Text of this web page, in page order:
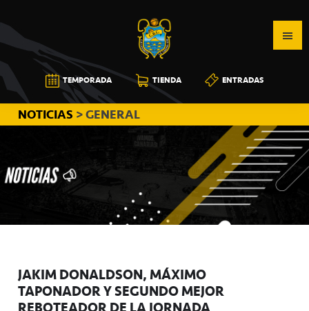
a
la
navegación
principal
al
contenido
principal
a
la
barra
lateral
principal
CB
CANARIAS
TEMPORADA TIENDA ENTRADAS
NOTICIAS > GENERAL
JAKIM DONALDSON, MÁXIMO
TAPONADOR Y SEGUNDO MEJOR